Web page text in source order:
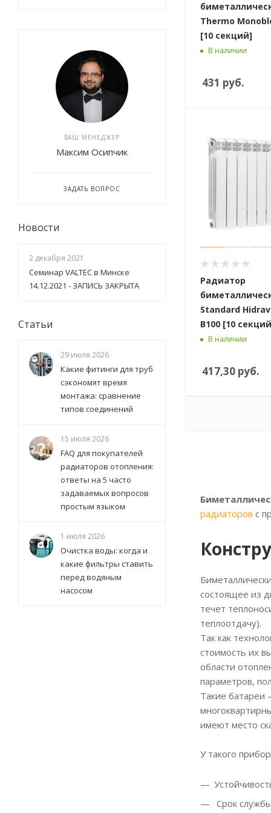
Thermo
[10 секций]
В наличии
431 руб.
Радиатор
Standard
B100 [10
В наличии
417,30 руб.
радиаторов с
состоящее из
течет
теплоотдачу).
Так как
стоимость их
области
параметров,
Такие батареи
имеют место
У такого
Срок
ВАШ МЕНЕДЖЕР
Максим Осипчик
ЗАДАТЬ ВОПРОС
Новости
2 декабря 2021
Семинар VALTEC в Минске
14.12.2021 - ЗАПИСЬ ЗАКРЫТА
Статьи
29 июля 2026
Какие фитинги для труб
сэкономят время
монтажа: сравнение
типов соединений
15 июля 2026
FAQ для покупателей
радиаторов отопления:
ответы на 5 часто
задаваемых вопросов
простым языком
1 июля 2026
Очистка воды: когда и
какие фильтры ставить
перед водяным
насосом